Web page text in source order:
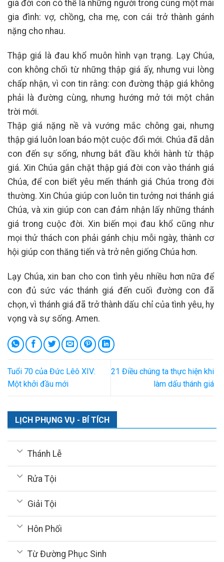
giá đời con có thể là những người trong cùng một mái
gia đình: vợ, chồng, cha mẹ, con cái trở thành gánh
nặng cho nhau.
Thập giá là đau khổ muôn hình vạn trạng. Lạy Chúa,
con không chối từ những thập giá ấy, nhưng vui lòng
chấp nhận, vì con tin rằng: con đường thập giá không
phải là đường cùng, nhưng hướng mở tới một chân
trời mới.
Thập giá nặng nề và vướng mắc chông gai, nhưng
thập giá luôn loan báo một cuộc đổi mới. Chúa đã dẫn
con đến sự sống, nhưng bắt đầu khởi hành từ thập
giá. Xin Chúa gắn chặt thập giá đời con vào thánh giá
Chúa, để con biết yêu mến thánh giá Chúa trong đời
thường. Xin Chúa giúp con luôn tin tưởng nơi thánh giá
Chúa, và xin giúp con can đảm nhận lấy những thánh
giá trong cuộc đời. Xin biến mọi đau khổ cũng như
mọi thử thách con phải gánh chịu mỗi ngày, thành cơ
hội giúp con thăng tiến và trở nên giống Chúa hơn.
Lạy Chúa, xin ban cho con tình yêu nhiều hơn nữa để
con đủ sức vác thánh giá đến cuối đường con đã
chọn, vì thánh giá đã trở thành dấu chỉ của tình yêu, hy
vọng và sự sống. Amen.
Tuổi 70 của Đức Lêô XIV:
Một khởi đầu mới
21 Điều chúng ta thực hiện khi
làm dấu thánh giá
LỊCH PHỤNG VỤ - BÍ TÍCH
Thánh Lễ
Rửa Tội
Giải Tội
Hôn Phối
Từ Đường Phục Sinh